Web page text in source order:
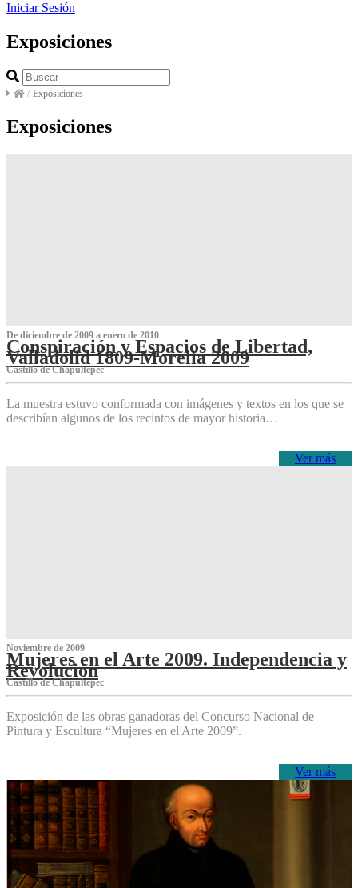
Iniciar Sesión
Exposiciones
/ Exposiciones
Exposiciones
De diciembre de 2009 a enero de 2010
Conspiración y Espacios de Libertad,
Valladolid 1809-Morelia 2009
Castillo de Chapultepec
La muestra estuvo conformada con imágenes y textos en los que se
describían algunos de los recintos de mayor historia…
Ver más
Noviembre de 2009
Mujeres en el Arte 2009. Independencia y
Revolución
Castillo de Chapultepec
Exposición de las obras ganadoras del Concurso Nacional de
Pintura y Escultura “Mujeres en el Arte 2009”.
Ver más